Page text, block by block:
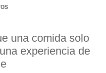
una comida solo
experiencia de